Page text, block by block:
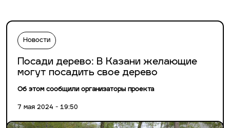
Новости
Посади дерево: В Казани желающие
могут посадить свое дерево
Об этом сообщили организаторы проекта
7 мая 2024 - 19:50